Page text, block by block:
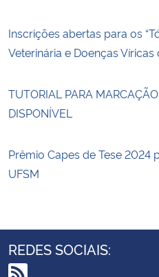
Inscrições abertas para os
Veterinária e Doenças Víricas
TUTORIAL PARA
DISPONÍVEL
Prêmio Capes de Tese 2024
UFSM
REDES SOCIAIS: